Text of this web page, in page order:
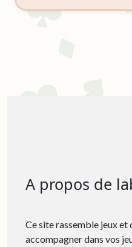
A propos de
Ce site rassemble jeux
accompagner dans vos